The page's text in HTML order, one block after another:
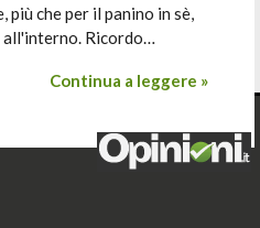
più che per il panino in sè,
all'interno. Ricordo…
Continua a leggere »